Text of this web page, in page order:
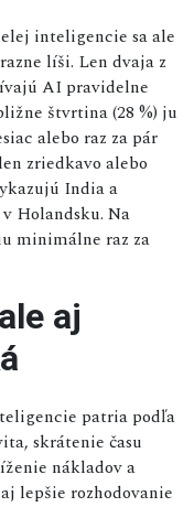
inteligencie sa ale
líši. Len dvaja z
AI pravidelne
štvrtina (28 %) ju
alebo raz za pár
zriedkavo alebo
India a
Holandsku. Na
minimálne raz za
aj
patria podľa
skrátenie času
nákladov a
lepšie rozhodovanie